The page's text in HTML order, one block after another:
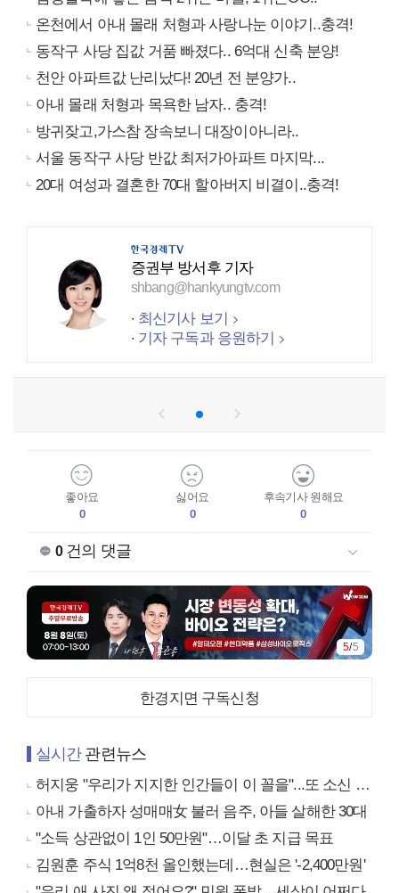
온천에서 아내 몰래 처형과 사랑나눈 이야기..충격!
동작구 사당 집값 거품 빠졌다.. 6억대 신축 분양!
천안 아파트값 난리났다! 20년 전 분양가..
아내 몰래 처형과 목욕한 남자.. 충격!
방귀잦고,가스참 장속보니 대장이아니라..
서울 동작구 사당 반값 최저가아파트 마지막...
20대 여성과 결혼한 70대 할아버지 비결이..충격!
증권부 방서후 기자
shbang@hankyungtv.com
최신기사 보기
기자 구독과 응원하기
좋아요
0
싫어요
0
후속기사 원해요
0
0건의 댓글
1/5
한경지면 구독신청
실시간관련뉴스
허지웅 "우리가 지지한 인간들이 이 꼴을"...또 소신 발언
아내 가출하자 성매매女 불러 음주, 아들 살해한 30대
"소득 상관없이 1인 50만원"…이달 초 지급 목표
김원훈 주식 1억8천 올인했는데…현실은 '-2,400만원'